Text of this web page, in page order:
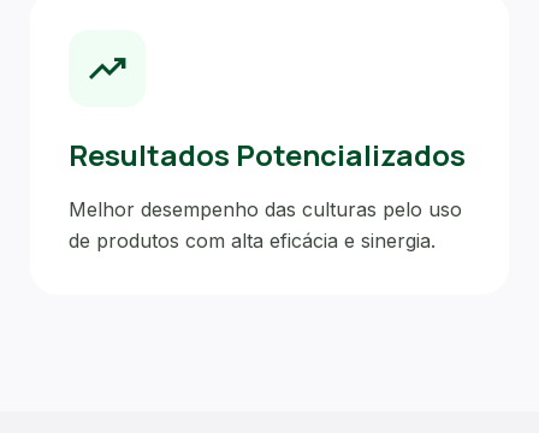
trending_up
Resultados Potencializados
Melhor desempenho das culturas pelo uso
de produtos com alta eficácia e sinergia.